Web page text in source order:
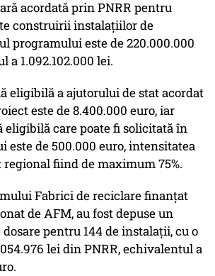
acordată prin PNRR pentru
construirii instalaţiilor de
programului este de 220.000.000
a 1.092.102.000 lei.
eligibilă a ajutorului de stat acordat
este de 8.400.000 euro, iar
eligibilă care poate fi solicitată în
este de 500.000 euro, intensitatea
fiind de maximum 75%.
Fabrici de reciclare finanțat
de AFM, au fost depuse un
pentru 144 de instalații, cu o
lei din PNRR, echivalentul a